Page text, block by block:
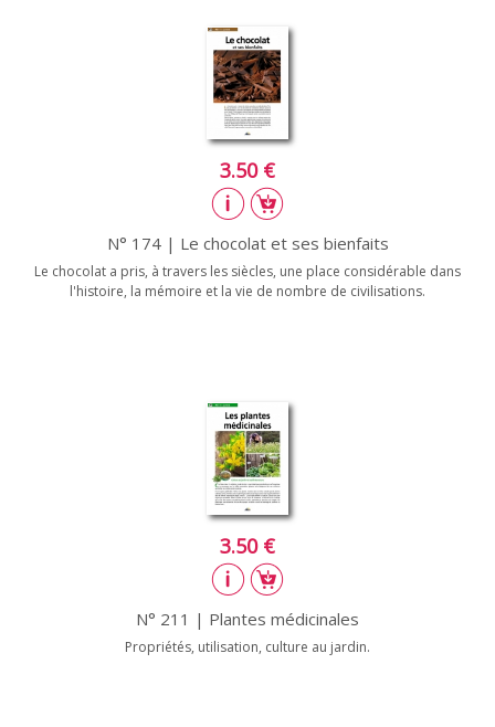
3.50 €
N° 174 | Le chocolat et ses bienfaits
Le chocolat a pris, à travers les siècles, une place considérable dans
l'histoire, la mémoire et la vie de nombre de civilisations.
3.50 €
N° 211 | Plantes médicinales
Propriétés, utilisation, culture au jardin.